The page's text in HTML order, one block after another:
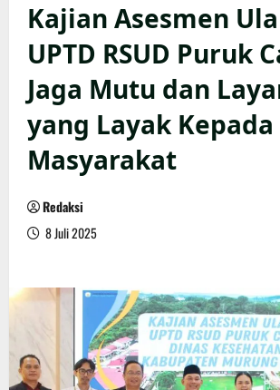
Kajian Asesmen
UPTD RSUD Puruk
Jaga Mutu dan
yang Layak Kepada
Masyarakat
Redaksi
8 Juli 2025